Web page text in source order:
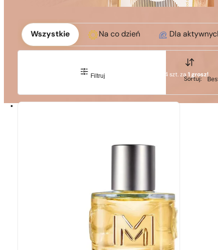
4 szt. za1 grosz!
Okoliczność
Wszystkie Na co dzień Dla
Filtruj Sortuj: